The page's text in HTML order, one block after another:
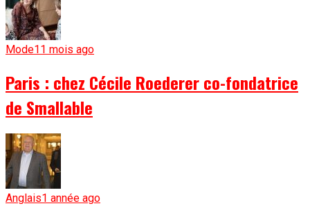
Mode11 mois ago
Paris : chez Cécile Roederer co-fondatrice
de Smallable
Anglais1 année ago